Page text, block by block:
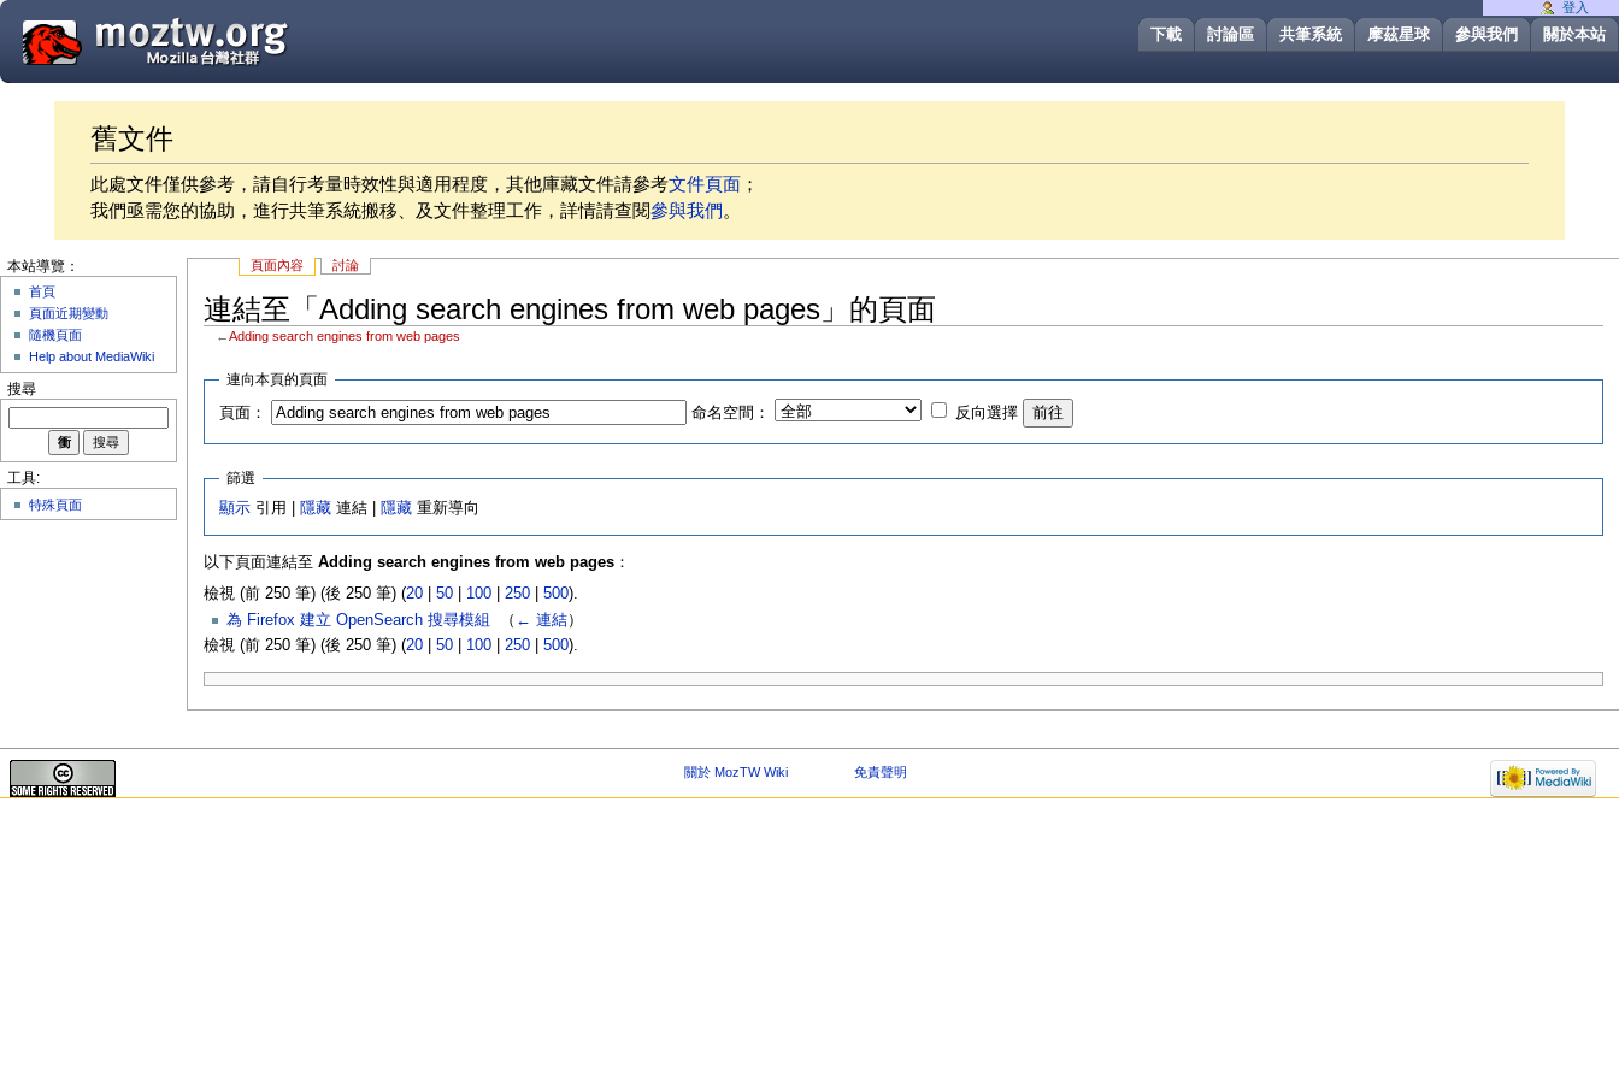
關於本站
參與我們
摩茲星球
共筆系統
討論區
下載
舊文件
此處文件僅供參考，請自行考量時效性與適用程度，其他庫藏文件請參考文件頁面 ；
我們亟需您的協助，進行共筆系統搬移、及文件整理工作，詳情請查閱參與我們。
頁面內容 討論
連結至「Adding search engines from web pages」的頁面
←Adding search engines from web pages
連向本頁的頁面
頁面： 命名空間： 反向選擇
篩選
顯示 引用 | 隱藏 連結 | 隱藏 重新導向
以下頁面連結至 Adding search engines from web pages：
檢視 (前 250 筆) (後 250 筆) (20| 50| 100| 250| 500).
為 Firefox 建立 OpenSearch 搜尋模組
（ ← 連結）
檢視 (前 250 筆) (後 250 筆) (20| 50| 100| 250| 500).
登入
本站導覽：
首頁
頁面近期變動
隨機頁面
Help about MediaWiki
搜尋
工具:
特殊頁面
關於 MozTW Wiki 免責聲明